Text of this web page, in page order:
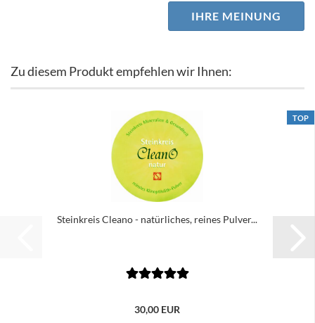
IHRE MEINUNG
Zu diesem Produkt empfehlen wir Ihnen:
TOP
Steinkreis Cleano - natürliches, reines Pulver...
30,00 EUR